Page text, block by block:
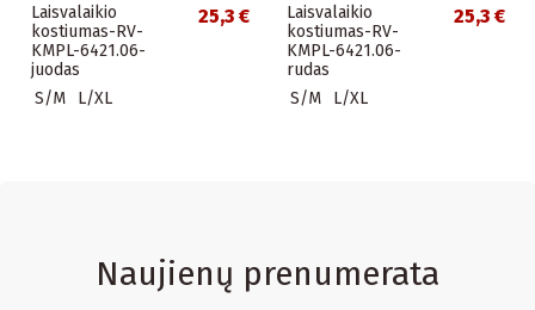
Laisvalaikio
kostiumas-RV-
KMPL-6421.06-
juodas
25,3 €
S/M L/XL
Laisvalaikio
kostiumas-RV-
KMPL-6421.06-
rudas
25,3 €
S/M L/XL
Naujienų prenumerata